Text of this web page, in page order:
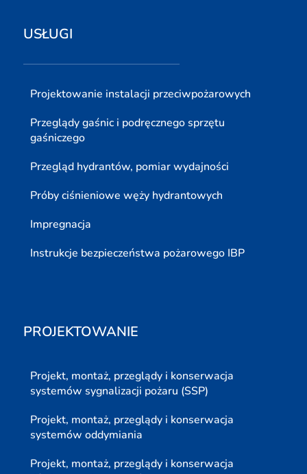
USŁUGI
Projektowanie instalacji przeciwpożarowych
Przeglądy gaśnic i podręcznego sprzętu
gaśniczego
Przegląd hydrantów, pomiar wydajności
Próby ciśnieniowe węży hydrantowych
Impregnacja
Instrukcje bezpieczeństwa pożarowego IBP
PROJEKTOWANIE
Projekt, montaż, przeglądy i konserwacja
systemów sygnalizacji pożaru (SSP)
Projekt, montaż, przeglądy i konserwacja
systemów oddymiania
Projekt, montaż, przeglądy i konserwacja